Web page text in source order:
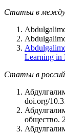
Статьи в
Learning in
Статьи в
doi.org/
общество.